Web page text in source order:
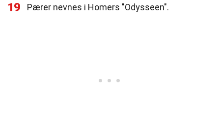
19 Pærer nevnes i Homers "Odysseen".